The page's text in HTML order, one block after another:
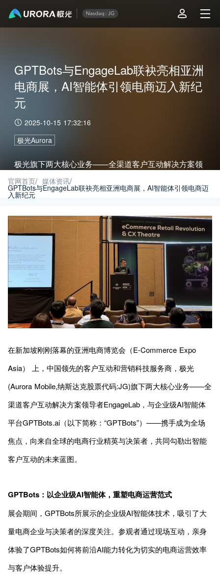
GPTBots与EngageLab联袂亮相亚洲
电商展，AI智能体引领电商迈入新纪
元
2025-10-15 17:32:16
极光Aurora
极光旗下两大核心业务——全渠道客户互动解决方案领
导者EngageLab，与企业级AI智能体平台GPTBots.ai
——携手成为全场焦点，向来自全球的电商行业精英与
官网首页/ 媒体资讯/
GPTBots与EngageLab联袂亮相亚洲电商展，AI智能体引领电商迈
入新纪元
在新加坡刚刚落幕的亚洲电商博览会（E-Commerce Expo
Asia） 上，中国领先的客户互动和营销科技服务商，极光
(Aurora Mobile,纳斯达克股票代码:JG)旗下两大核心业务——全
渠道客户互动解决方案领导者EngageLab，与企业级AI智能体
平台GPTBots.ai（以下简称：“GPTBots”）——携手成为全场
焦点，向来自全球的电商行业精英与决策者，共同勾勒出智能
客户互动的未来蓝图。
GPTBots：以企业级AI智能体，重塑电商运营范式
展会期间，GPTBots所展示的企业级AI智能体技术，吸引了大
量电商企业与决策者的深度关注。参观者通过现场互动，亲身
体验了GPTBots如何将前沿AI能力转化为切实的电商运营效率
与客户体验提升。